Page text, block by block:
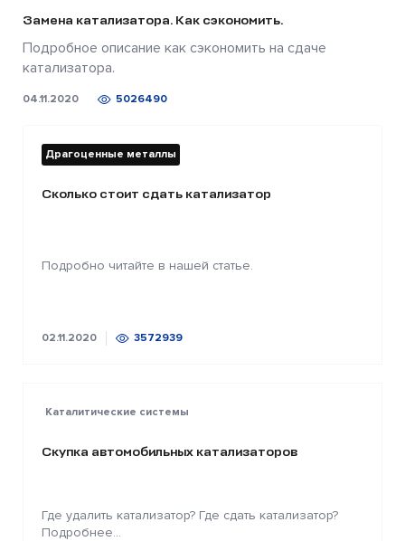
Замена катализатора. Как сэкономить.
Подробное описание как сэкономить на сдаче
катализатора.
04.11.2020 5026490
Драгоценные металлы
Сколько стоит сдать катализатор
Подробно читайте в нашей статье.
02.11.2020 3572939
Каталитические системы
Скупка автомобильных катализаторов
Где удалить катализатор? Где сдать катализатор?
Подробнее...